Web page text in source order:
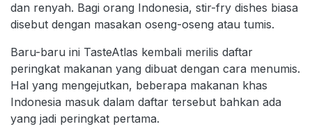
dan renyah. Bagi orang Indonesia, stir-fry dishes biasa
disebut dengan masakan oseng-oseng atau tumis.
Baru-baru ini TasteAtlas kembali merilis daftar
peringkat makanan yang dibuat dengan cara menumis.
Hal yang mengejutkan, beberapa makanan khas
Indonesia masuk dalam daftar tersebut bahkan ada
yang jadi peringkat pertama.